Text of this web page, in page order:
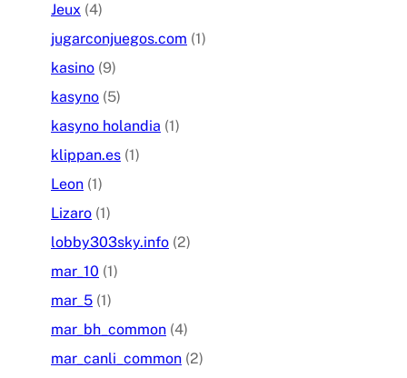
Jeux (4)
jugarconjuegos.com (1)
kasino (9)
kasyno (5)
kasyno holandia (1)
klippan.es (1)
Leon (1)
Lizaro (1)
lobby303sky.info (2)
mar_10 (1)
mar_5 (1)
mar_bh_common (4)
mar_canli_common (2)